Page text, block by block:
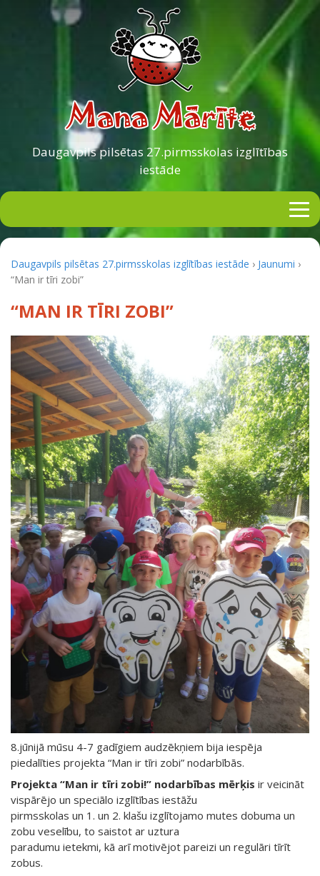
Daugavpils pilsētas 27.pirmsskolas izglītības
iestāde
Daugavpils pilsētas 27.pirmsskolas izglītības iestāde › Jaunumi ›
“Man ir tīri zobi”
“MAN IR TĪRI ZOBI”
8.jūnijā mūsu 4-7 gadīgiem audzēkņiem bija iespēja
piedalīties projekta “Man ir tīri zobi” nodarbībās.
Projekta “Man ir tīri zobi!” nodarbības mērķis ir veicināt
vispārējo un speciālo izglītības iestāžu
pirmsskolas un 1. un 2. klašu izglītojamo mutes dobuma un
zobu veselību, to saistot ar uztura
paradumu ietekmi, kā arī motivējot pareizi un regulāri tīrīt
zobus.